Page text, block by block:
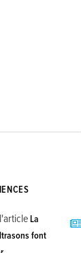
La
font